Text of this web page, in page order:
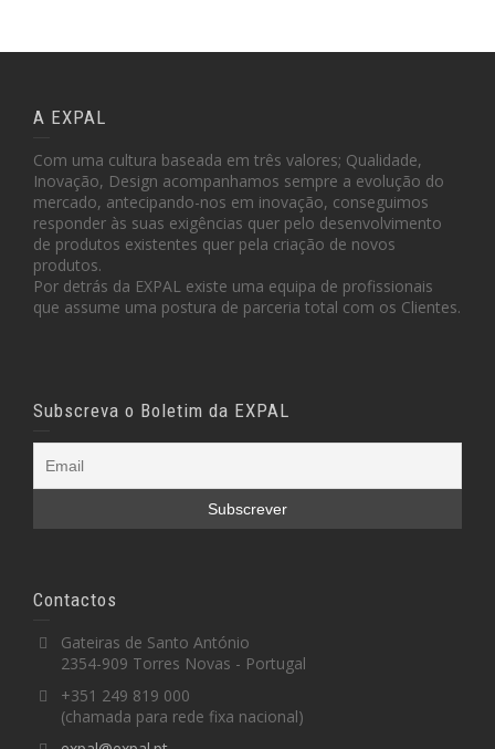
A EXPAL
Com uma cultura baseada em três valores; Qualidade,
Inovação, Design acompanhamos sempre a evolução do
mercado, antecipando-nos em inovação, conseguimos
responder às suas exigências quer pelo desenvolvimento
de produtos existentes quer pela criação de novos
produtos.
Por detrás da EXPAL existe uma equipa de profissionais
que assume uma postura de parceria total com os Clientes.
Subscreva o Boletim da EXPAL
Contactos
Gateiras de Santo António
2354-909 Torres Novas - Portugal
+351 249 819 000
(chamada para rede fixa nacional)